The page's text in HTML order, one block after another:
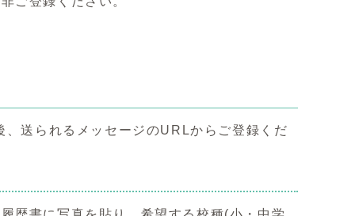
送られるメッセージのURLからご登録くだ